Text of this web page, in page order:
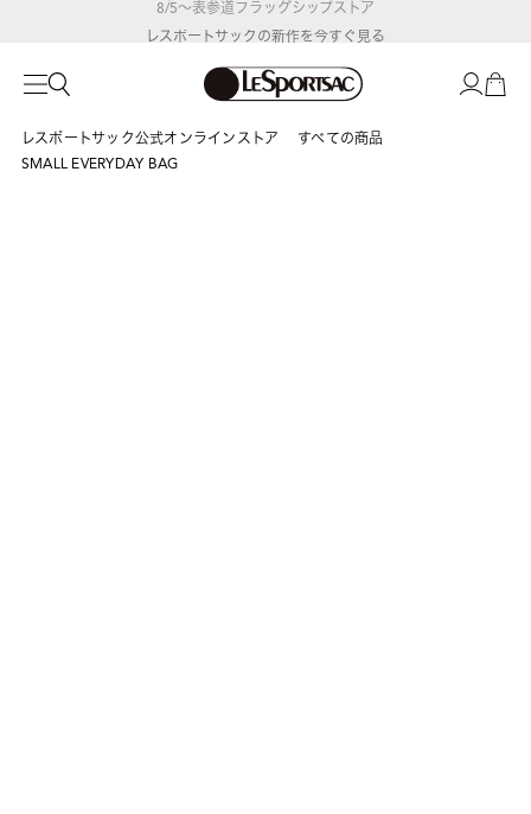
レスポートサックの新作を 今すぐ見る
レスポートサック公式オンラインストア
すべての商品
SMALL EVERYDAY BAG